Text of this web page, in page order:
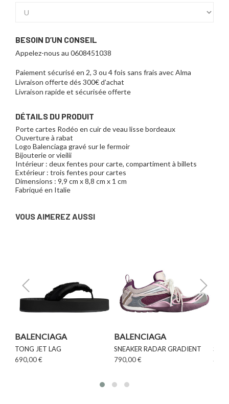
BESOIN D’UN CONSEIL
Appelez-nous au 0608451038
Paiement sécurisé en 2, 3 ou 4 fois sans frais avec Alma
Livraison offerte dés 300€ d’achat
Livraison rapide et sécurisée offerte
DÉTAILS DU PRODUIT
Porte cartes Rodéo en cuir de veau lisse bordeaux
Ouverture à rabat
Logo Balenciaga gravé sur le fermoir
Bijouterie or vieilii
Intérieur : deux fentes pour carte, compartiment à billets
Extérieur : trois fentes pour cartes
Dimensions : 9,9 cm x 8,8 cm x 1 cm
Fabriqué en Italie
VOUS AIMEREZ AUSSI
BALENCIAGA
TONG JET LAG
690,00 €
BALENCIAGA
SNEAKER RADAR GRADIENT
790,00 €
OUT